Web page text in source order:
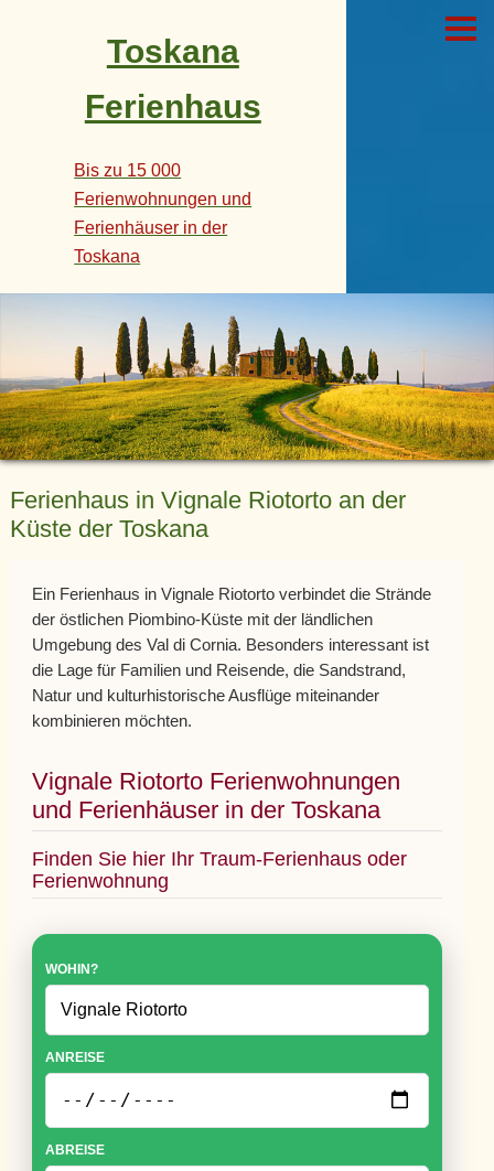
Toskana
Ferienhaus
Bis zu 15 000
Ferienwohnungen und
Ferienhäuser in der
Toskana
Ferienhaus in Vignale Riotorto an der
Küste der Toskana
Ein Ferienhaus in Vignale Riotorto verbindet die Strände
der östlichen Piombino-Küste mit der ländlichen
Umgebung des Val di Cornia. Besonders interessant ist
die Lage für Familien und Reisende, die Sandstrand,
Natur und kulturhistorische Ausflüge miteinander
kombinieren möchten.
Vignale Riotorto Ferienwohnungen
und Ferienhäuser in der Toskana
Finden Sie hier Ihr Traum-Ferienhaus oder
Ferienwohnung
WOHIN?
ANREISE
ABREISE